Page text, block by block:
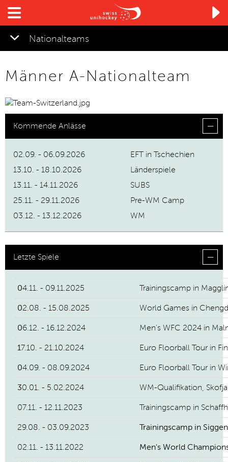

Nationalteams
Männer A-Nationalteam
Kommende Anlässe
02.09. - 06.09.2026
EFT in Tschechien
13.10. - 18.10.2026
Länderspiele
13.11. - 14.11.2026
SUBS
25.11. - 29.11.2026
Pre-WM Camp
03.12. - 13.12.2026
WM
Letzte Spiele
04.11. - 09.11.2025 Trainingscamp in
02.08. - 15.08.2025 World Games in
06.12. - 16.12.2024 Men's WFC 2024 in
17.10. - 21.10.2024 Euro Floorball Tour in
04.09. - 08.09.2024 Euro Floorball Tour in
30.01. - 5.02.2024 WM-Qualifikation,
07.11. - 12.11.2023 Trainingscamp in
29.08. - 03.09.2023 Trainingscamp in
02.11. - 13.11.2022 Men's World